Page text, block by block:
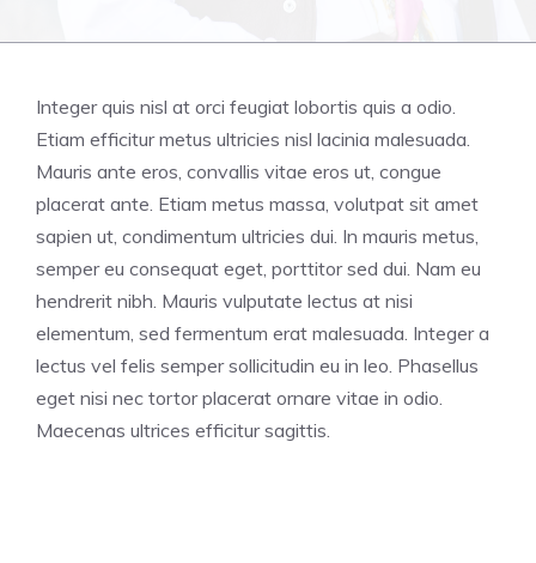
Integer quis nisl at orci feugiat lobortis quis a odio.
Etiam efficitur metus ultricies nisl lacinia malesuada.
Mauris ante eros, convallis vitae eros ut, congue
placerat ante. Etiam metus massa, volutpat sit amet
sapien ut, condimentum ultricies dui. In mauris metus,
semper eu consequat eget, porttitor sed dui. Nam eu
hendrerit nibh. Mauris vulputate lectus at nisi
elementum, sed fermentum erat malesuada. Integer a
lectus vel felis semper sollicitudin eu in leo. Phasellus
eget nisi nec tortor placerat ornare vitae in odio.
Maecenas ultrices efficitur sagittis.